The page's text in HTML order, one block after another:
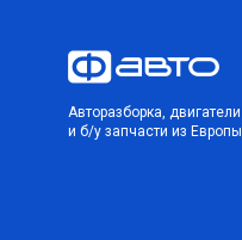
Авторазборка, двигатели
и б/у запчасти из Европы